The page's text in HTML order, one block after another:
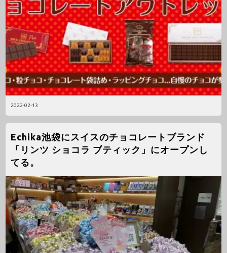
2022-02-13
Echika池袋にスイスのチョコレートブランド
「リンツ ショコラ ブティック」にオープンし
てる。